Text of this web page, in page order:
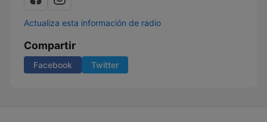
Actualiza esta información de radio
Compartir
Facebook Twitter